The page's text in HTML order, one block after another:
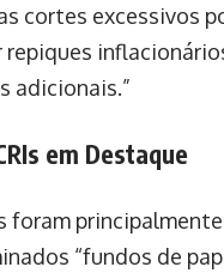
cortes excessivos
repiques
adicionais.”
em Destaque
foram
“fundos de